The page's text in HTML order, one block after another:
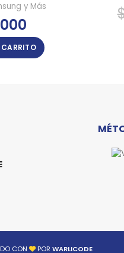
y Más
CON POR WARLICODE